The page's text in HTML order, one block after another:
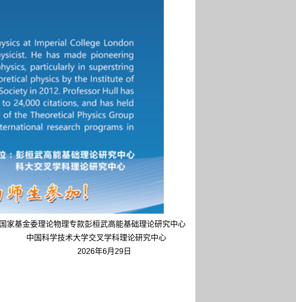
国家基金委理论物理专款彭桓武高能基础理论研究中心
中国科学技术大学交叉学科理论研究中心
2026年6月29日